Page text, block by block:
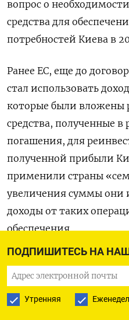
ПОДПИШИТЕСЬ НА
Утренняя
вопрос о
средства для
потребностей Киева в
Ранее ЕС, еще до
стал использовать
которые были вложены
средства, полученные в
погашения, для
полученной прибыли
применили страны
увеличения суммы они
доходы от таких
обеспечения.
Но Euroclear обязан
из которых в
представляют просто